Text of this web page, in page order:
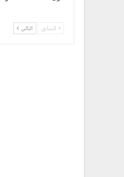
دورة العنف في
السابق التالي